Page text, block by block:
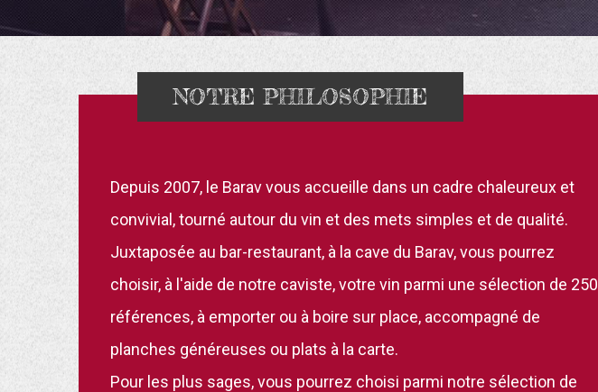
NOTRE PHILOSOPHIE
Depuis 2007, le Barav vous accueille dans un cadre chaleureux et
convivial, tourné autour du vin et des mets simples et de qualité.
Juxtaposée au bar-restaurant, à la cave du Barav, vous pourrez
choisir, à l'aide de notre caviste, votre vin parmi une sélection de 250
références, à emporter ou à boire sur place, accompagné de
planches généreuses ou plats à la carte.
Pour les plus sages, vous pourrez choisi parmi notre sélection de